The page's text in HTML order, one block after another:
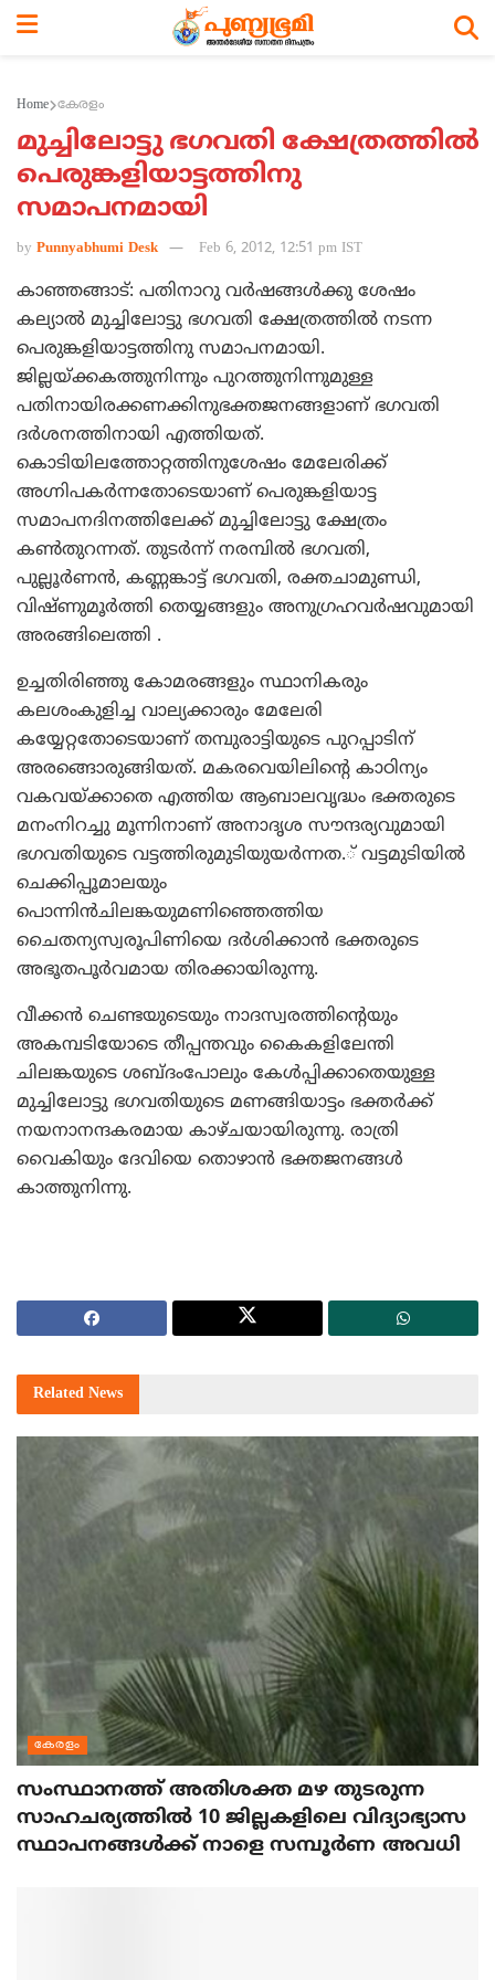
Home കേരളം
മുച്ചിലോട്ടു ഭഗവതി ക്ഷേത്രത്തില്‍
പെരുങ്കളിയാട്ടത്തിനു
സമാപനമായി
by Punnyabhumi Desk Feb 6, 2012, 12:51 pm IST
കാഞ്ഞങ്ങാട്: പതിനാറു വര്‍ഷങ്ങള്‍ക്കു ശേഷം
കല്യാല്‍ മുച്ചിലോട്ടു ഭഗവതി ക്ഷേത്രത്തില്‍ നടന്ന
പെരുങ്കളിയാട്ടത്തിനു സമാപനമായി.
ജില്ലയ്ക്കകത്തുനിന്നും പുറത്തുനിന്നുമുള്ള
പതിനായിരക്കണക്കിനുഭക്തജനങ്ങളാണ് ഭഗവതി
ദര്‍ശനത്തിനായി എത്തിയത്.
കൊടിയിലത്തോറ്റത്തിനുശേഷം മേലേരിക്ക്
അഗ്നിപകര്‍ന്നതോടെയാണ് പെരുങ്കളിയാട്ട
സമാപനദിനത്തിലേക്ക് മുച്ചിലോട്ടു ക്ഷേത്രം
കണ്‍തുറന്നത്. തുടര്‍ന്ന് നരമ്പില്‍ ഭഗവതി,
പുല്ലൂര്‍ണന്‍, കണ്ണങ്കാട്ട് ഭഗവതി, രക്തചാമുണ്ഡി,
വിഷ്ണുമൂര്‍ത്തി തെയ്യങ്ങളും അനുഗ്രഹവര്‍ഷവുമായി
അരങ്ങിലെത്തി .
ഉച്ചതിരിഞ്ഞു കോമരങ്ങളും സ്ഥാനികരും
കലശംകുളിച്ച വാല്യക്കാരും മേലേരി
കയ്യേറ്റതോടെയാണ് തമ്പുരാട്ടിയുടെ പുറപ്പാടിന്
അരങ്ങൊരുങ്ങിയത്. മകരവെയിലിന്റെ കാഠിന്യം
വകവയ്ക്കാതെ എത്തിയ ആബാലവൃദ്ധം ഭക്തരുടെ
മനംനിറച്ചു മൂന്നിനാണ് അനാദൃശ സൗന്ദര്യവുമായി
ഭഗവതിയുടെ വട്ടത്തിരുമുടിയുയര്‍ന്നത.് വട്ടമുടിയില്‍
ചെക്കിപ്പൂമാലയും
പൊന്നിന്‍ചിലങ്കയുമണിഞ്ഞെത്തിയ
ചൈതന്യസ്വരൂപിണിയെ ദര്‍ശിക്കാന്‍ ഭക്തരുടെ
അഭൂതപൂര്‍വമായ തിരക്കായിരുന്നു.
വീക്കന്‍ ചെണ്ടയുടെയും നാദസ്വരത്തിന്റെയും
അകമ്പടിയോടെ തീപ്പന്തവും കൈകളിലേന്തി
ചിലങ്കയുടെ ശബ്ദംപോലും കേള്‍പ്പിക്കാതെയുള്ള
മുച്ചിലോട്ടു ഭഗവതിയുടെ മണങ്ങിയാട്ടം ഭക്തര്‍ക്ക്
നയനാനന്ദകരമായ കാഴ്ചയായിരുന്നു. രാത്രി
വൈകിയും ദേവിയെ തൊഴാന്‍ ഭക്തജനങ്ങള്‍
കാത്തുനിന്നു.
Related News
കേരളം
സംസ്ഥാനത്ത് അതിശക്ത മഴ തുടരുന്ന
സാഹചര്യത്തിൽ 10 ജില്ലകളിലെ വിദ്യാഭ്യാസ
സ്ഥാപനങ്ങൾക്ക് നാളെ സമ്പൂർണ അവധി